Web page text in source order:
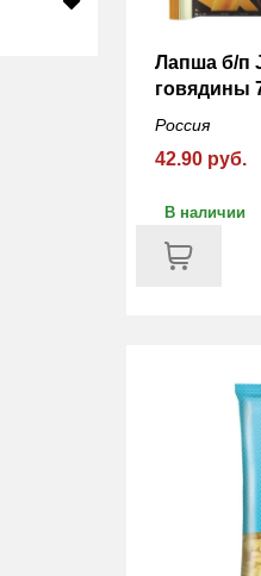
Лапша б/п
говядины
Россия
42.90 руб.
В наличии